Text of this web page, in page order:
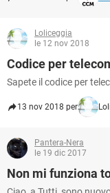
Loliceggia
le 12 nov 2018
Codice per
Sapete il codice per
13 nov 2018 per
Pantera-Nera
le 19 dic 2017
Non mi funziona